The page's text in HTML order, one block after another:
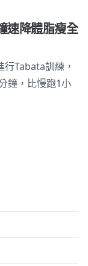
速降體脂瘦全
行Tabata訓練，
鐘，比慢跑1小